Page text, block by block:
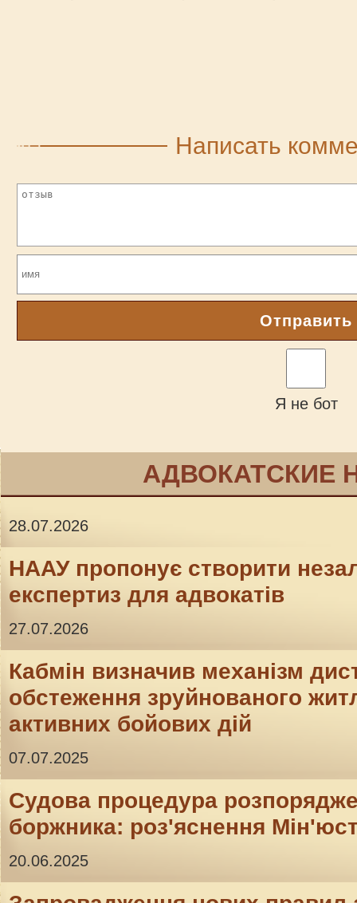
Написать
Отправить
Я не бот
АДВОКАТСКИЕ
28.07.2026
НААУ пропонує створити
експертиз для адвокатів
27.07.2026
Кабмін визначив механізм
обстеження зруйнованого
активних бойових дій
07.07.2025
Судова процедура
боржника: роз'яснення
20.06.2025